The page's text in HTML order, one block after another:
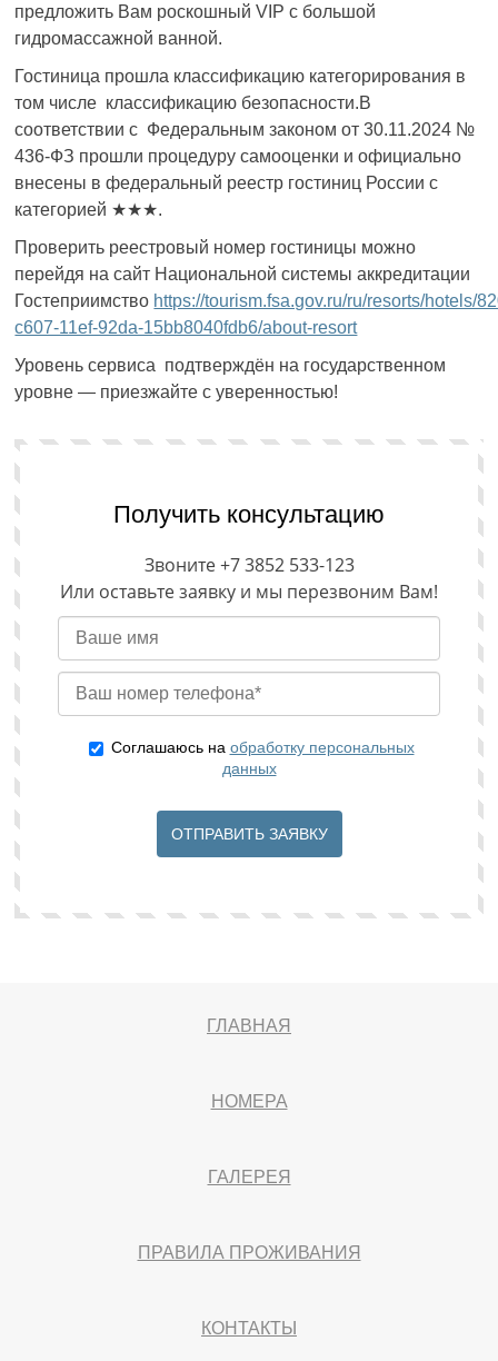
предложить Вам роскошный VIP с большой
гидромассажной ванной.
Гостиница прошла классификацию категорирования в
том числе классификацию безопасности.В
соответствии с Федеральным законом от 30.11.2024 №
436-ФЗ прошли процедуру самооценки и официально
внесены в федеральный реестр гостиниц России с
категорией ★★★.
Проверить реестровый номер гостиницы можно
перейдя на сайт Национальной системы аккредитации
Гостеприимство https://tourism.fsa.gov.ru/ru/resorts/hotels/
c607-11ef-92da-15bb8040fdb6/about-resort
Уровень сервиса подтверждён на государственном
уровне — приезжайте с уверенностью!
Получить консультацию
Звоните +7 3852 533-123
Или оставьте заявку и мы перезвоним Вам!
Соглашаюсь на обработку персональных
данных
ОТПРАВИТЬ ЗАЯВКУ
ГЛАВНАЯ
НОМЕРА
ГАЛЕРЕЯ
ПРАВИЛА ПРОЖИВАНИЯ
КОНТАКТЫ